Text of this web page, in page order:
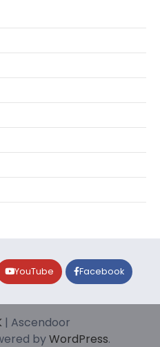
YouTube Facebook
| Ascendoor
byWordPress.